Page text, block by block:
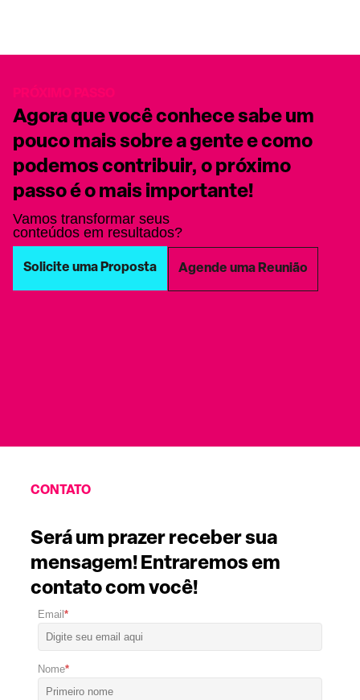
Agora que você conhece sabe um
pouco mais sobre a gente e como
podemos contribuir, o próximo
passo é o mais importante!
Vamos transformar seus
conteúdos em resultados?
Solicite uma Proposta Agende uma Reunião
CONTATO
Será um prazer receber sua
mensagem! Entraremos em
contato com você!
Email *
Nome*